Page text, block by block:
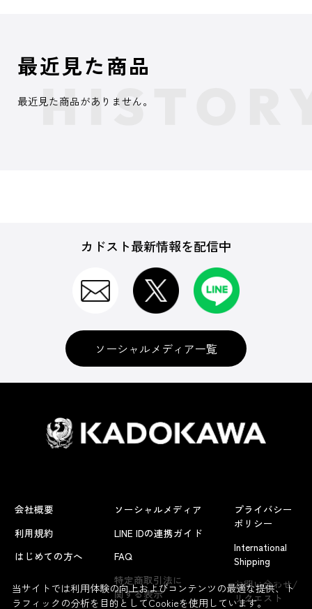
よくあるお問い合わせ
最近見た商品
最近見た商品がありません。
カドスト最新情報を配信中
ソーシャルメディア一覧
会社概要
利用規約
はじめての方へ
ソーシャルメディア
LINE IDの連携ガイド
FAQ
特定商取引法に
関する表示
プライバシー
ポリシー
International
Shipping
お問い合わせ/
リクエスト
当サイトでは利用体験の向上およびコンテンツの最適な提供、ト
ラフィックの分析を目的としてCookieを使用しています。